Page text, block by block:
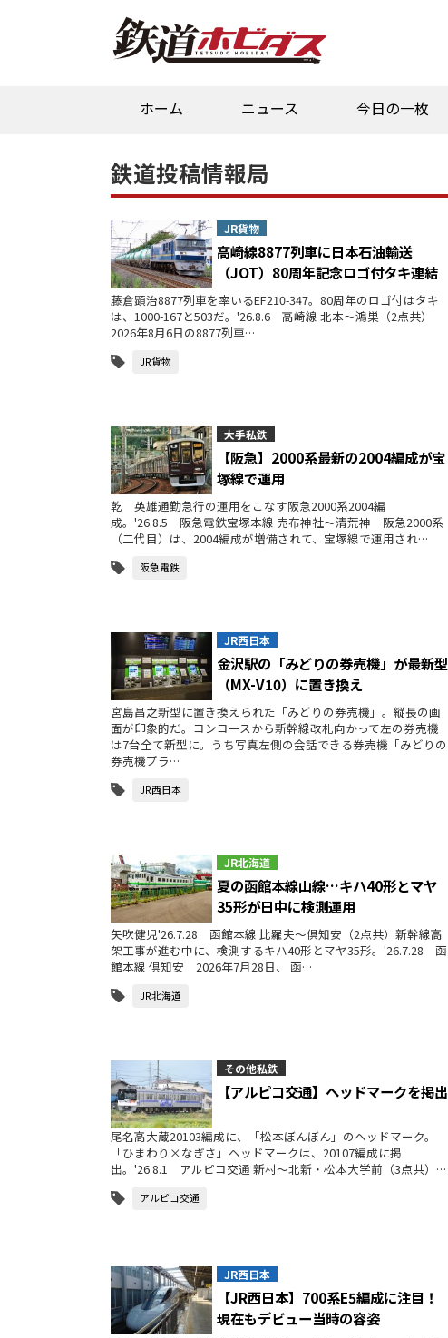
ホーム ニュース 今日の一枚
鉄道投稿情報局
JR貨物
高崎線8877列車に日本石油輸送
（JOT）80周年記念ロゴ付タキ連結
藤倉顕治8877列車を率いるEF210-347。80周年のロゴ付はタキ
は、1000-167と503だ。'26.8.6 高崎線 北本～鴻巣（2点共）
2026年8月6日の8877列車…
JR貨物
大手私鉄
【阪急】2000系最新の2004編成が宝
塚線で運用
乾 英雄通勤急行の運用をこなす阪急2000系2004編
成。'26.8.5 阪急電鉄宝塚本線 売布神社～清荒神 阪急2000系
（二代目）は、2004編成が増備されて、宝塚線で運用され…
阪急電鉄
JR西日本
金沢駅の「みどりの券売機」が最新型
（MX-V10）に置き換え
宮島昌之新型に置き換えられた「みどりの券売機」。縦長の画
面が印象的だ。コンコースから新幹線改札向かって左の券売機
は7台全て新型に。うち写真左側の会話できる券売機「みどりの
券売機プラ…
JR西日本
JR北海道
夏の函館本線山線…キハ40形とマヤ
35形が日中に検測運用
矢吹健児'26.7.28 函館本線 比羅夫〜倶知安（2点共）新幹線高
架工事が進む中に、検測するキハ40形とマヤ35形。'26.7.28 函
館本線 倶知安 2026年7月28日、 函…
JR北海道
その他私鉄
【アルピコ交通】ヘッドマークを掲出
尾名高大蔵20103編成に、「松本ぼんぼん」のヘッドマーク。
「ひまわり×なぎさ」ヘッドマークは、20107編成に掲
出。'26.8.1 アルピコ交通 新村～北新・松本大学前（3点共）…
アルピコ交通
JR西日本
【JR西日本】700系E5編成に注目！
現在もデビュー当時の容姿